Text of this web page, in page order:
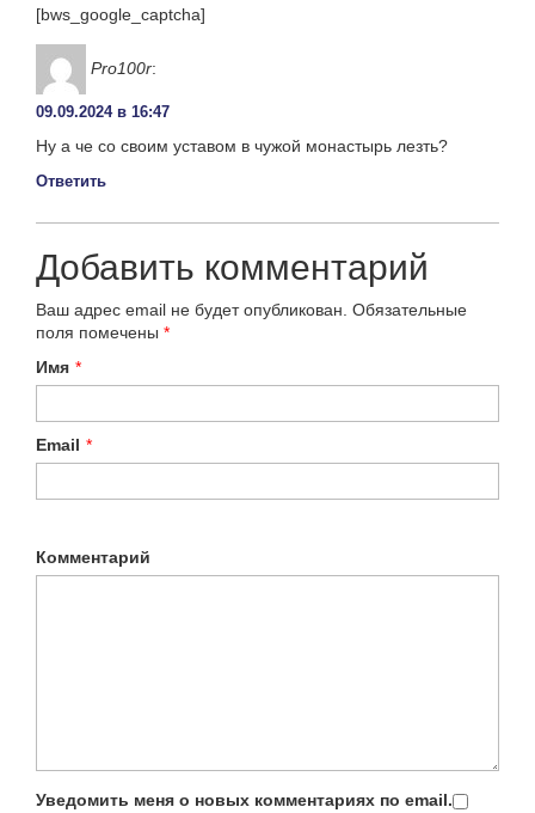
[bws_google_captcha]
Pro100r:
09.09.2024 в 16:47
Ну а че со своим уставом в чужой монастырь лезть?
Ответить
Добавить комментарий
Ваш адрес email не будет опубликован. Обязательные
поля помечены *
Имя *
Email *
Комментарий
Уведомить меня о новых комментариях по email.